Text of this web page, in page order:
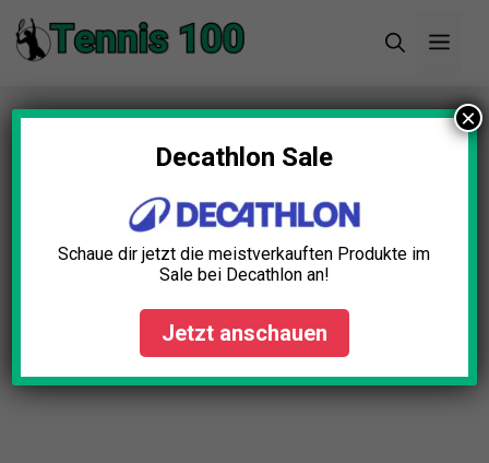
Zum
Inhalt
Startseite»Blog»Ballmaschine mit
Fernbedienung Test: Die 11 besten im Vergleich
Decathlon Sale
Schaue dir jetzt die meistverkauften Produkte im
Sale bei Decathlon an!
Jetzt anschauen
×